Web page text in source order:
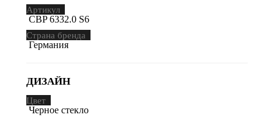
Артикул
CBP 6332.0 S6
Страна бренда
Германия
ДИЗАЙН
Цвет
Черное стекло